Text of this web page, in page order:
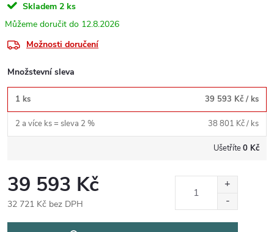
Skladem 2 ks
12.8.2026
Možnosti doručení
Množstevní sleva
1 ks 39 593 Kč / ks
2 a více ks = sleva 2 % 38 801 Kč/ ks
Ušetříte0 Kč
39 593 Kč
32 721 Kč bez DPH